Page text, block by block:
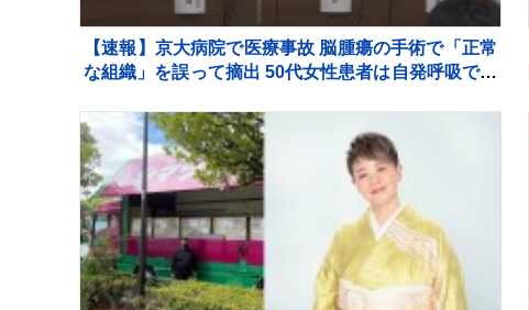
【速報】京大病院で医療事故 脳腫瘍の手術で「正常
な組織」を誤って摘出 50代女性患者は自発呼吸でき